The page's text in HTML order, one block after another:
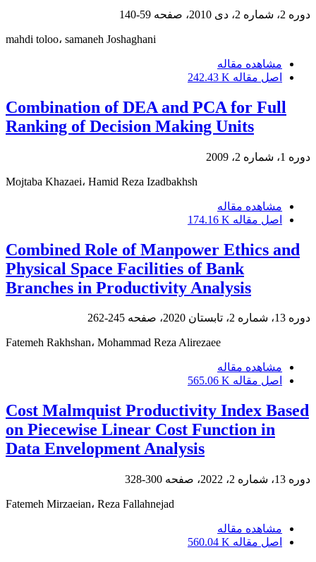
دوره 2، شماره 2، دی 2010، صفحه 59-140
mahdi toloo، samaneh Joshaghani
مشاهده مقاله
اصل مقاله 242.43 K
Combination of DEA and PCA for Full
Ranking of Decision Making Units
دوره 1، شماره 2، 2009
Mojtaba Khazaei، Hamid Reza Izadbakhsh
مشاهده مقاله
اصل مقاله 174.16 K
Combined Role of Manpower Ethics and
Physical Space Facilities of Bank
Branches in Productivity Analysis
دوره 13، شماره 2، تابستان 2020، صفحه 245-262
Fatemeh Rakhshan، Mohammad Reza Alirezaee
مشاهده مقاله
اصل مقاله 565.06 K
Cost Malmquist Productivity Index Based
on Piecewise Linear Cost Function in
Data Envelopment Analysis
دوره 13، شماره 2، 2022، صفحه 300-328
Fatemeh Mirzaeian، Reza Fallahnejad
مشاهده مقاله
اصل مقاله 560.04 K